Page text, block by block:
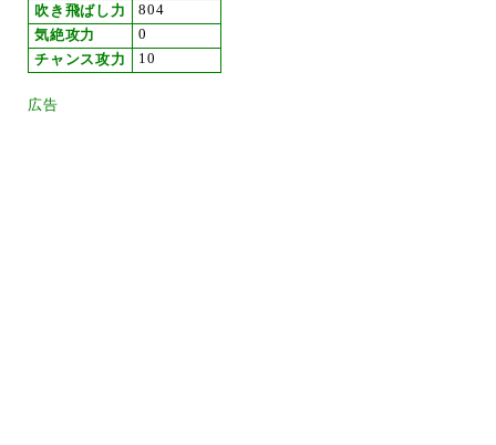
吹き飛ばし力
804
気絶攻力
0
チャンス攻力
10